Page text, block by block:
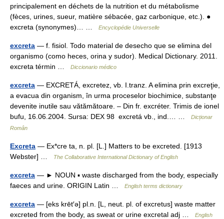
principalement en déchets de la nutrition et du métabolisme
(fèces, urines, sueur, matière sébacée, gaz carbonique, etc.). ●
excreta (synonymes)… …
Encyclopédie Universelle
excreta — f. fisiol. Todo material de desecho que se elimina del
organismo (como heces, orina y sudor). Medical Dictionary. 2011.
excreta términ …
Diccionario médico
excreta — EXCRETÁ, excretez, vb. I.tranz. A elimina prin excreţie,
a evacua din organism, în urma proceselor biochimice, substanţe
devenite inutile sau vătămătoare. – Din fr. excréter. Trimis de ionel
bufu, 16.06.2004. Sursa: DEX 98 excretá vb., ind.… …
Dicționar
Român
Excreta — Ex*cre ta, n. pl. [L.] Matters to be excreted. [1913
Webster] …
The Collaborative International Dictionary of English
excreta — ► NOUN ▪ waste discharged from the body, especially
faeces and urine. ORIGIN Latin …
English terms dictionary
excreta — [eks krēt′ə] pl.n. [L, neut. pl. of excretus] waste matter
excreted from the body, as sweat or urine excretal adj …
English